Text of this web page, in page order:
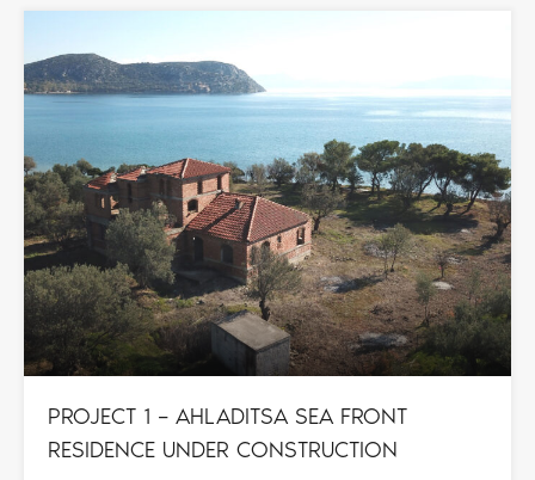
PROJECT 1 – AHLADITSA SEA FRONT
RESIDENCE UNDER CONSTRUCTION